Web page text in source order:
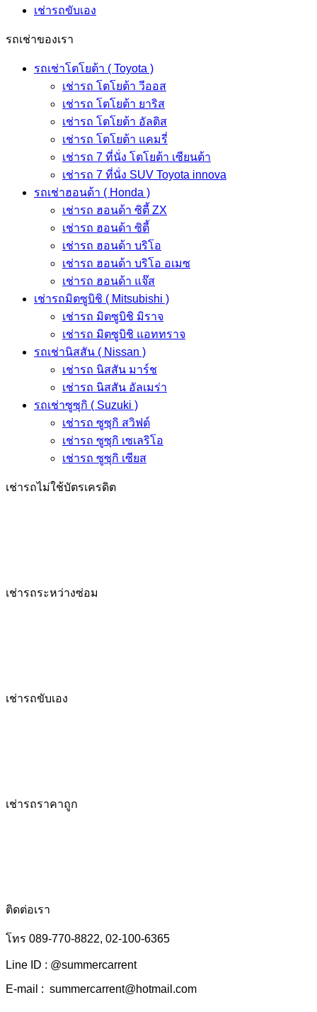
เช่ารถขับเอง
รถเช่าของเรา
รถเช่าโตโยต้า ( Toyota )
เช่ารถ โตโยต้า วีออส
เช่ารถ โตโยต้า ยาริส
เช่ารถ โตโยต้า อัลติส
เช่ารถ โตโยต้า แคมรี่
เช่ารถ 7 ที่นั่ง โตโยต้า เซียนต้า
เช่ารถ 7 ที่นั่ง SUV Toyota innova
รถเช่าฮอนด้า ( Honda )
เช่ารถ ฮอนด้า ซิตี้ ZX
เช่ารถ ฮอนด้า ซิตี้
เช่ารถ ฮอนด้า บริโอ
เช่ารถ ฮอนด้า บริโอ อเมซ
เช่ารถ ฮอนด้า แจ๊ส
เช่ารถมิตซูบิชิ ( Mitsubishi )
เช่ารถ มิตซูบิชิ มิราจ
เช่ารถ มิตซูบิชิ แอททราจ
รถเช่านิสสัน ( Nissan )
เช่ารถ นิสสัน มาร์ช
เช่ารถ นิสสัน อัลเมร่า
รถเช่าซูซุกิ ( Suzuki )
เช่ารถ ซูซุกิ สวิฟต์
เช่ารถ ซูซุกิ เซเลริโอ
เช่ารถ ซูซุกิ เซียส
เช่ารถไม่ใช้บัตรเครดิต
เช่ารถระหว่างซ่อม
เช่ารถขับเอง
เช่ารถราคาถูก
ติดต่อเรา
โทร 089-770-8822, 02-100-6365
Line ID : @summercarrent
E-mail : summercarrent@hotmail.com